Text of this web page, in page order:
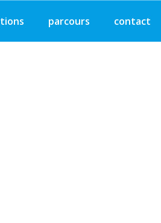
parcours contact